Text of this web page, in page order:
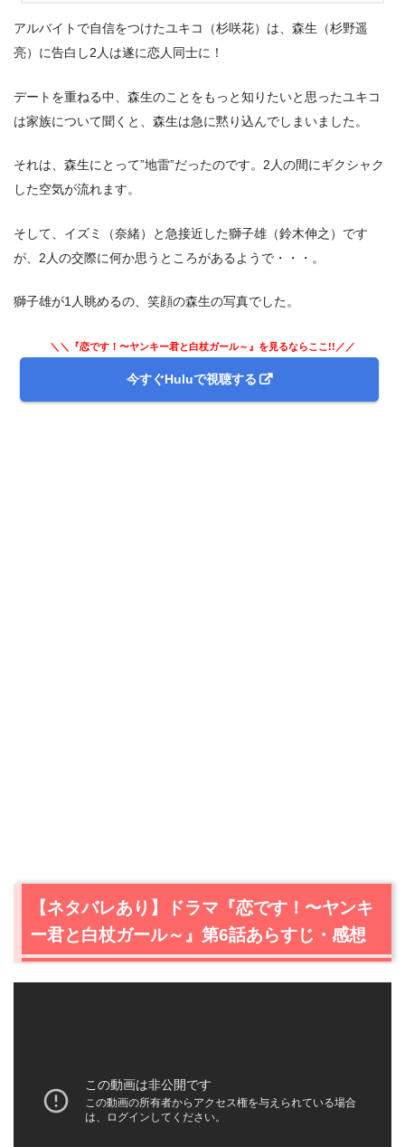
アルバイトで自信をつけたユキコ（杉咲花）は、森生（杉野遥
亮）に告白し2人は遂に恋人同士に！
デートを重ねる中、森生のことをもっと知りたいと思ったユキコ
は家族について聞くと、森生は急に黙り込んでしまいました。
それは、森生にとって”地雷”だったのです。2人の間にギクシャク
した空気が流れます。
そして、イズミ（奈緒）と急接近した獅子雄（鈴木伸之）です
が、2人の交際に何か思うところがあるようで・・・。
獅子雄が1人眺めるの、笑顔の森生の写真でした。
＼＼『恋です！〜ヤンキー君と白杖ガール～』を見るならここ!!／／
今すぐHuluで視聴する
【ネタバレあり】ドラマ『恋です！〜ヤンキ
ー君と白杖ガール～』第6話あらすじ・感想